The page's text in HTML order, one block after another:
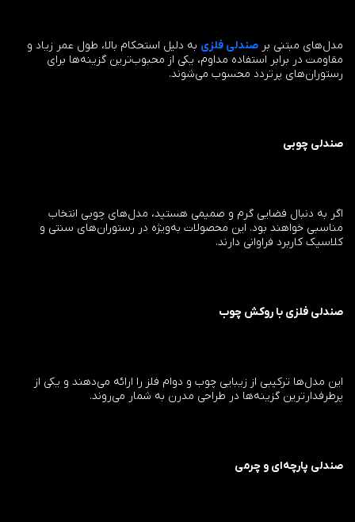
مدل‌های مبتنی بر صندلی فلزی به دلیل استحکام بالا، طول عمر زیاد و
مقاومت در برابر استفاده مداوم، یکی از محبوب‌ترین گزینه‌ها برای
رستوران‌های پرتردد محسوب می‌شوند.
صندلی چوبی
اگر به دنبال فضایی گرم و صمیمی هستید، مدل‌های چوبی انتخاب
مناسبی خواهند بود. این محصولات به‌ویژه در رستوران‌های سنتی و
کلاسیک کاربرد فراوانی دارند.
صندلی فلزی با روکش چوب
این مدل‌ها ترکیبی از زیبایی چوب و دوام فلز را ارائه می‌دهند و یکی از
پرطرفدارترین گزینه‌ها در طراحی مدرن به شمار می‌روند.
صندلی پارچه‌ای و چرمی